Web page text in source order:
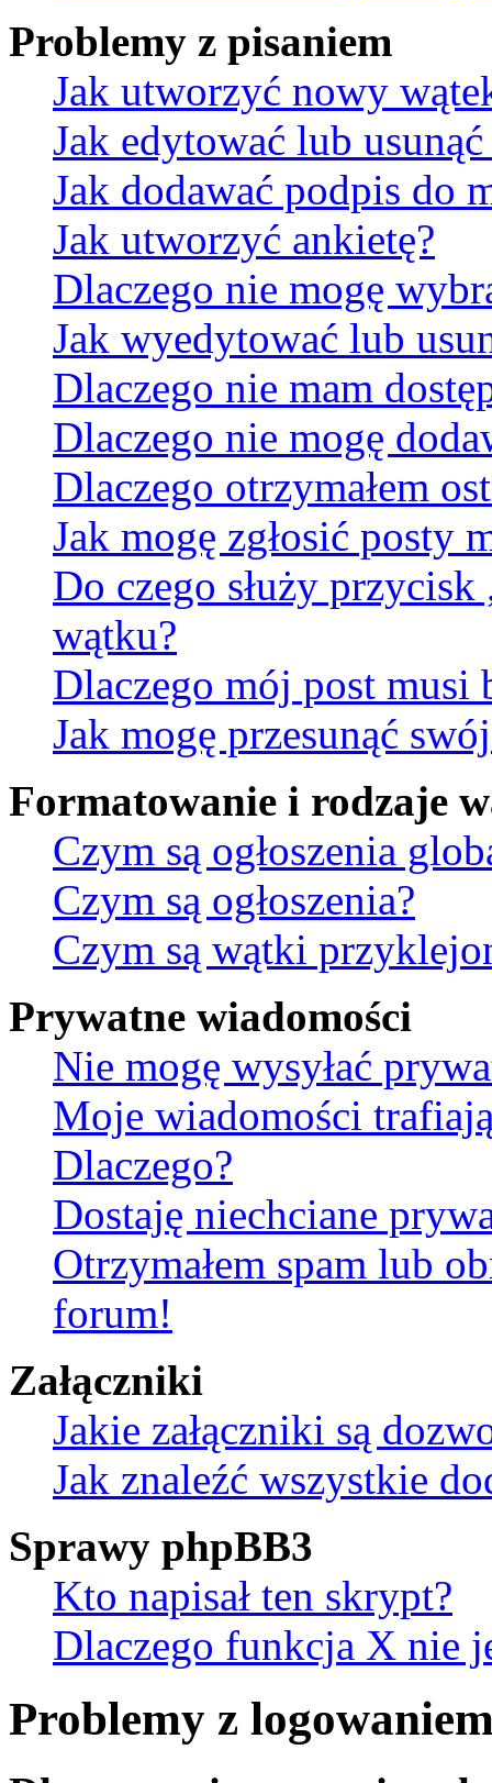
Problemy z pisaniem
Jak utworzyć nowy
Jak edytować lub usunąć
Jak dodawać podpis do
Jak utworzyć ankietę?
Dlaczego nie mogę
Jak wyedytować lub
Dlaczego nie mam
Dlaczego nie mogę
Dlaczego otrzymałem
Jak mogę zgłosić posty
Do czego służy
wątku?
Dlaczego mój post musi
Jak mogę przesunąć
Formatowanie i rodzaje
Czym są ogłoszenia
Czym są ogłoszenia?
Czym są wątki
Prywatne wiadomości
Nie mogę wysyłać
Moje wiadomości
Dlaczego?
Dostaję niechciane
Otrzymałem spam lub
forum!
Załączniki
Jakie załączniki są
Jak znaleźć wszystkie
Sprawy phpBB3
Kto napisał ten skrypt?
Dlaczego funkcja X nie
Problemy z